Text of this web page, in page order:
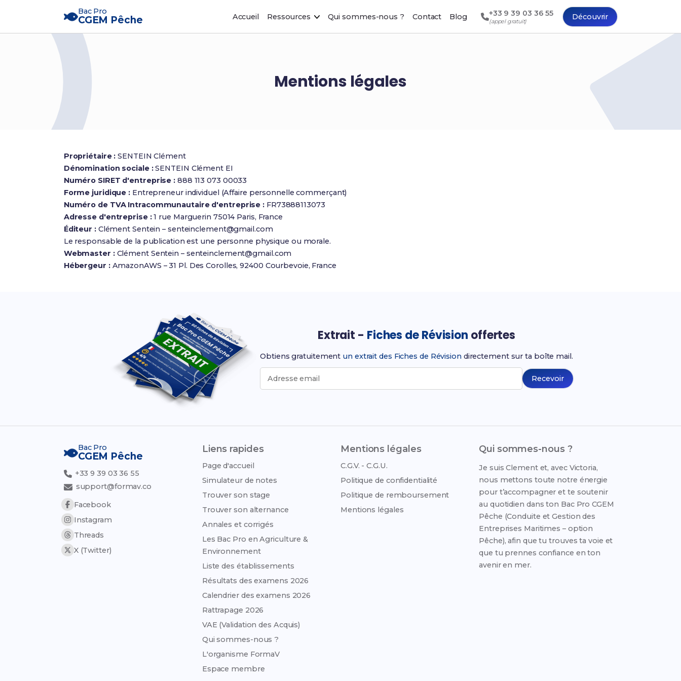
Bac Pro
CGEM Pêche Accueil Ressources Qui sommes-nous ? Contact Blog +33 9 39 03 36 55
(appel gratuit)
Découvrir
Mentions légales
Propriétaire :SENTEIN Clément
Dénomination sociale :SENTEIN Clément EI
Numéro SIRET d'entreprise : 888 113 073 00033
Forme juridique : Entrepreneur individuel (Affaire personnelle commerçant)
Numéro de TVA Intracommunautaire d'entreprise : FR73888113073
Adresse d'entreprise :1 rue Marguerin 75014 Paris, France
Éditeur : Clément Sentein – senteinclement@gmail.com
Le responsable de la publication est une personne physique ou morale.
Webmaster : Clément Sentein – senteinclement@gmail.com
Hébergeur : AmazonAWS – 31 Pl. Des Corolles, 92400 Courbevoie, France
Extrait - Fiches de Révision offertes
Obtiens gratuitement un extrait des Fiches de Révisiondirectement sur ta boîte mail.
Adresse email Recevoir
Bac Pro
CGEM Pêche
+33 9 39 03 36 55
support@formav.co
Facebook
Instagram
Threads
X (Twitter)
Liens rapides
Page d'accueil
Simulateur de notes
Trouver son stage
Trouver son alternance
Annales et corrigés
Les Bac Pro en Agriculture &
Environnement
Liste des établissements
Résultats des examens 2026
Calendrier des examens 2026
Rattrapage 2026
VAE (Validation des Acquis)
Qui sommes-nous ?
L'organisme FormaV
Espace membre
Mentions légales
C.G.V. - C.G.U.
Politique de confidentialité
Politique de remboursement
Mentions légales
Qui sommes-nous ?
Je suis Clement et, avec Victoria,
nous mettons toute notre énergie
pour t’accompagner et te soutenir
au quotidien dans ton Bac Pro CGEM
Pêche (Conduite et Gestion des
Entreprises Maritimes – option
Pêche), afin que tu trouves ta voie et
que tu prennes confiance en ton
avenir en mer.